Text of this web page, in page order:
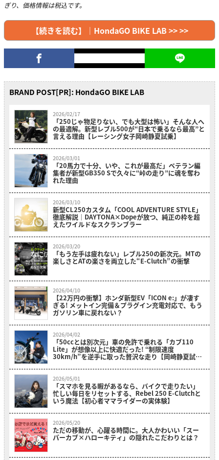
ぎり、価格情報は税込です。
【続きを読む】｜HondaGO BIKE LAB >> >>
BRAND POST[PR]: HondaGO BIKE LAB
2026/02/17
「250じゃ物足りない、でも大型は怖い」そんな人へ
の最適解。新型レブル500が“日本で乗るなら最高”と
言える理由【レーシング女子岡崎静夏試乗】
2026/03/01
「20馬力で十分、いや、これが最高だ」ベテラン編
集者が新型GB350 Sで久々に“峠の走り”に魂を奪わ
れた理由
2026/03/10
新型CL250カスタム「COOL ADVENTURE STYLE」
徹底解説｜DAYTONA×Dopeが放つ、純正の枠を超
えたワイルドなスクランブラー
2026/03/20
「もう左手は疲れない」レブル250の新次元。MTの
楽しさとATの楽さを両立した“E-Clutch”の衝撃
2026/04/10
【22万円の衝撃】ホンダ新型EV「ICON e:」が凄す
ぎる! メットイン完備＆プラグイン充電対応で、もう
ガソリン車に戻れない？
2026/04/02
「50ccとは別次元」車の免許で乗れる「カブ110
Lite」が想像以上に快適だった! “制限速度
30km/h”を逆手に取った贅沢な走り【岡崎静夏試乗
2026/05/01
「スマホを見る暇があるなら、バイクで走りたい」
忙しい毎日をリセットする、Rebel 250 E-Clutchと
いう魔法【初心者ママライダーの実体験】
2026/05/20
ただの移動が、心躍る時間に。大人かわいい「スー
パーカブ×ハローキティ」の隠れたこだわりとは？